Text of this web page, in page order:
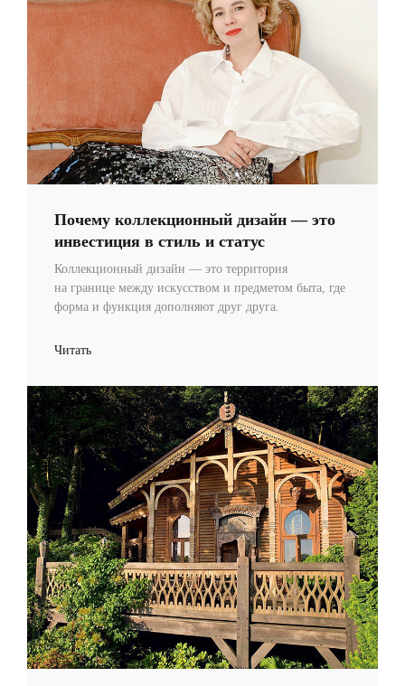
Почему коллекционный дизайн — это
инвестиция в стиль и статус
Коллекционный дизайн — это территория
на границе между искусством и предметом быта, где
форма и функция дополняют друг друга.
Читать